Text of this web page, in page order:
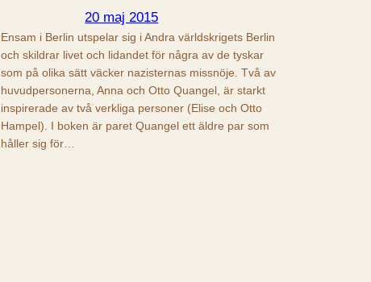
20 maj 2015
Ensam i Berlin utspelar sig i Andra världskrigets Berlin
och skildrar livet och lidandet för några av de tyskar
som på olika sätt väcker nazisternas missnöje. Två av
huvudpersonerna, Anna och Otto Quangel, är starkt
inspirerade av två verkliga personer (Elise och Otto
Hampel). I boken är paret Quangel ett äldre par som
håller sig för…